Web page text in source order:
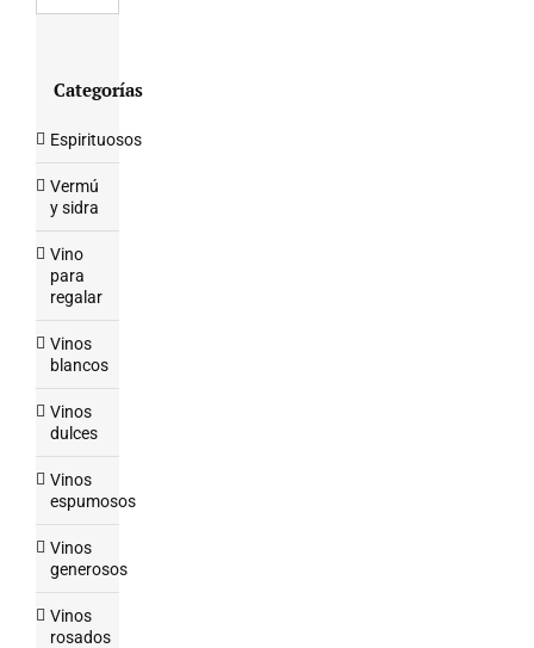
Categorías
Espirituosos
Vermú
y sidra
Vino
para
regalar
Vinos
blancos
Vinos
dulces
Vinos
espumosos
Vinos
generosos
Vinos
rosados